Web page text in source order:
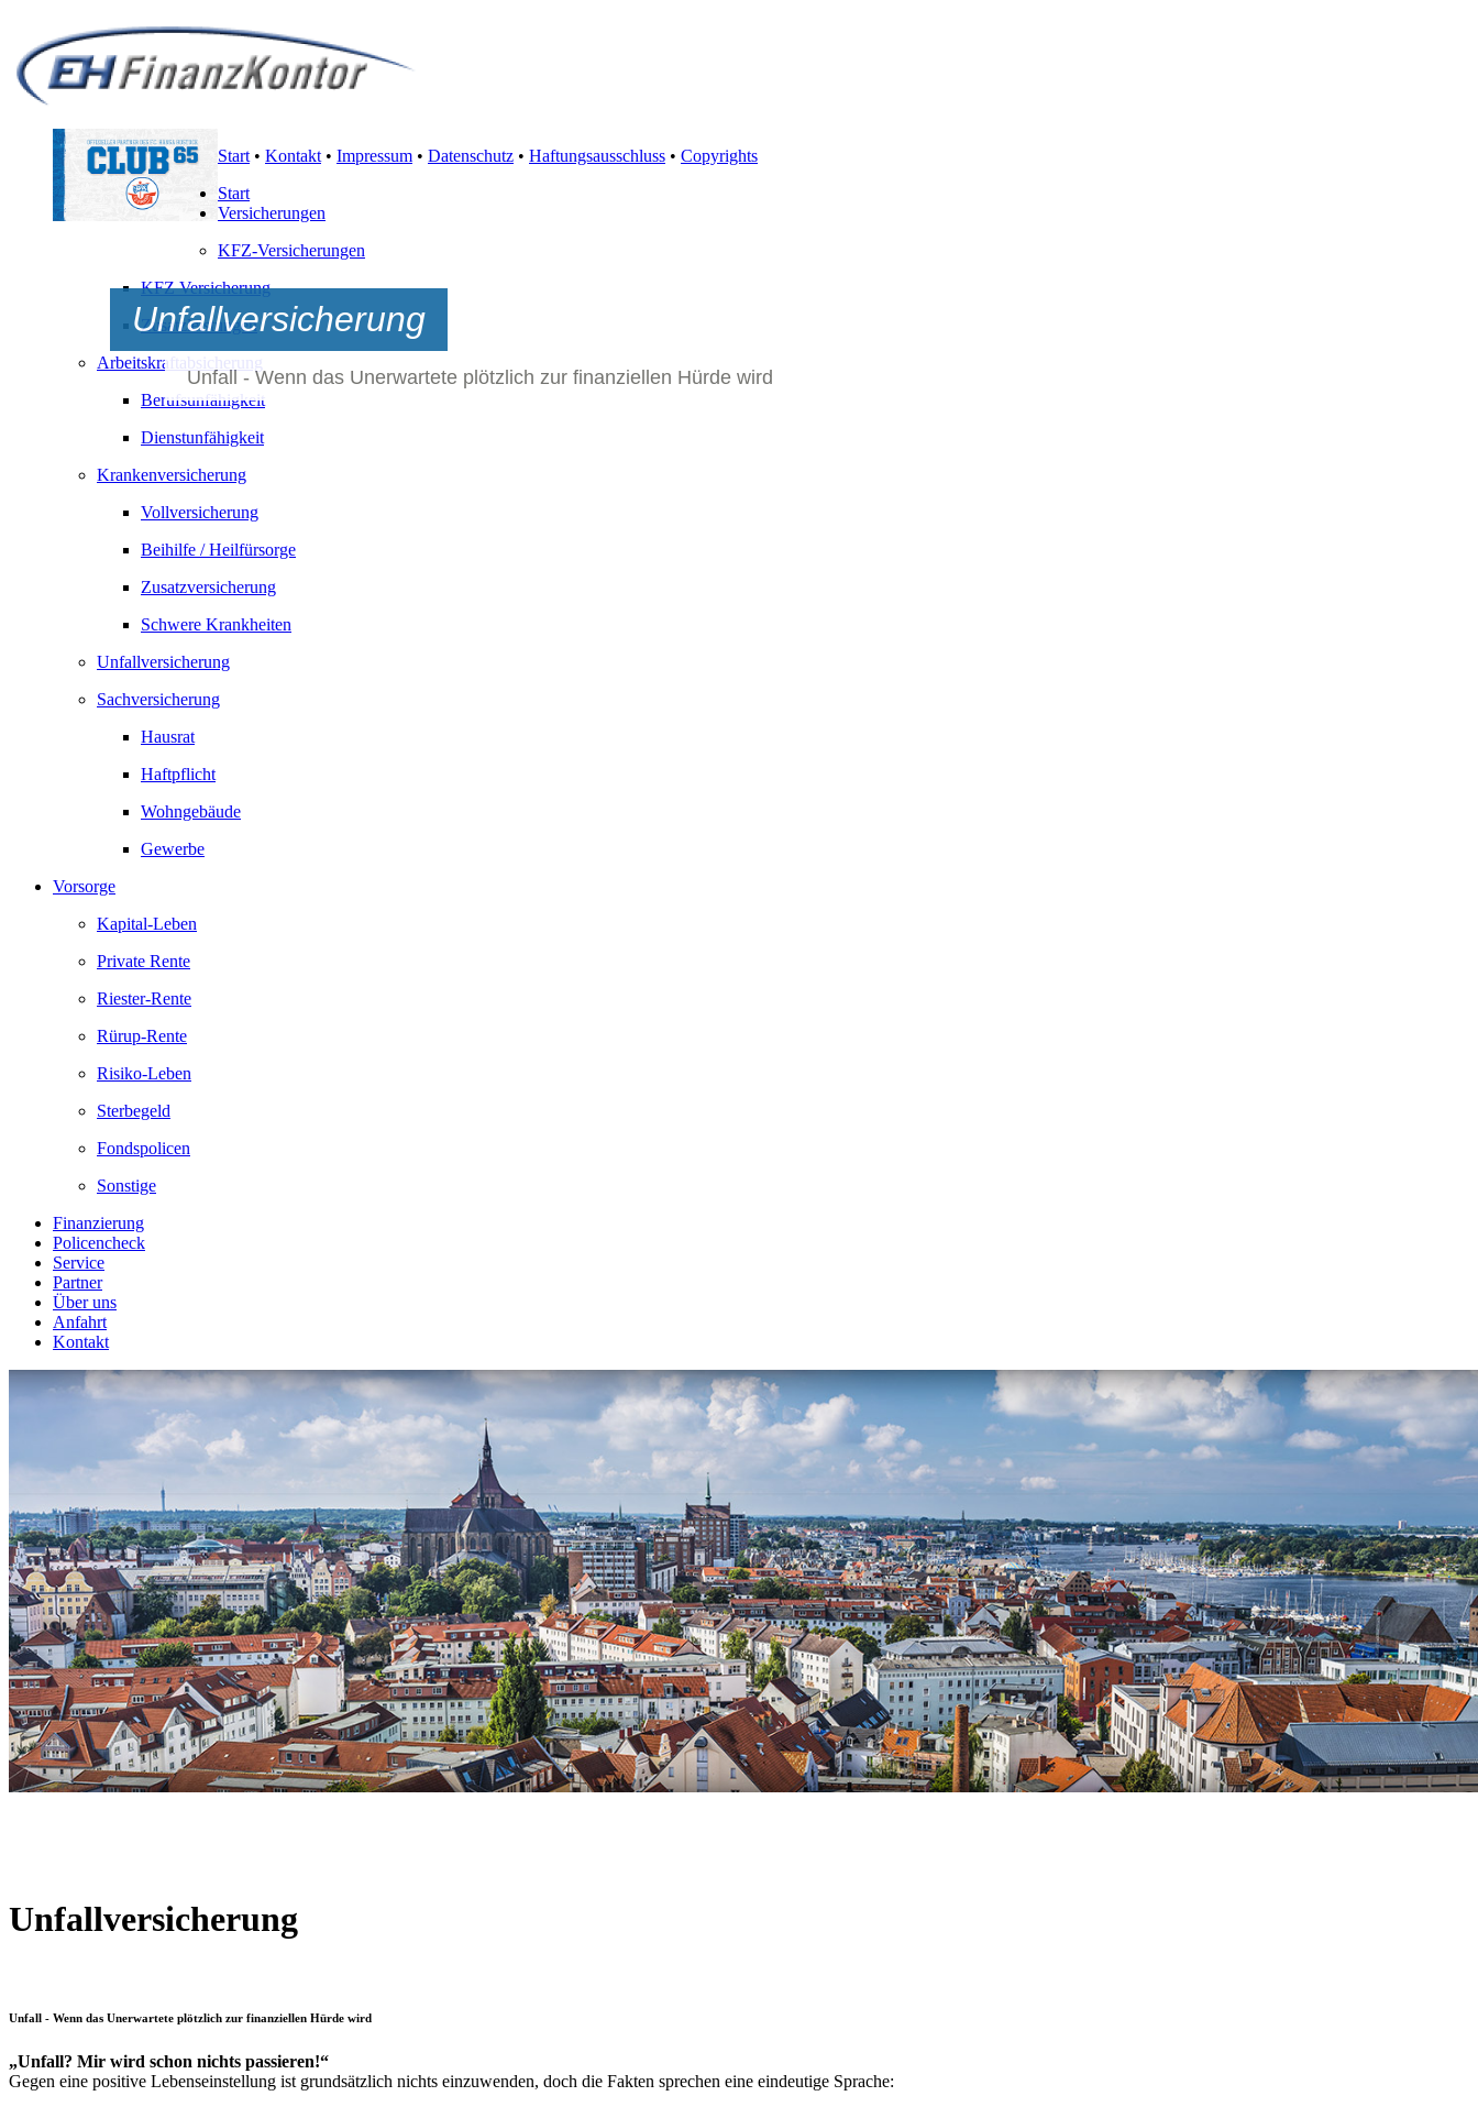
Start • Kontakt • Impressum • Datenschutz • Haftungsausschluss • Copyrights
Start
Versicherungen
KFZ-Versicherungen
KFZ Versicherung
Zusatzleistungen
Arbeitskraftabsicherung
Berufsunfähigkeit
Dienstunfähigkeit
Krankenversicherung
Vollversicherung
Beihilfe / Heilfürsorge
Zusatzversicherung
Schwere Krankheiten
Unfallversicherung
Sachversicherung
Hausrat
Haftpflicht
Wohngebäude
Gewerbe
Vorsorge
Kapital-Leben
Private Rente
Riester-Rente
Rürup-Rente
Risiko-Leben
Sterbegeld
Fondspolicen
Sonstige
Finanzierung
Policencheck
Service
Partner
Über uns
Anfahrt
Kontakt
Unfallversicherung
Unfall - Wenn das Unerwartete plötzlich zur finanziellen Hürde wird
Unfallversicherung
Unfall - Wenn das Unerwartete plötzlich zur finanziellen Hürde wird
„Unfall? Mir wird schon nichts passieren!“
Gegen eine positive Lebenseinstellung ist grundsätzlich nichts einzuwenden, doch die Fakten sprechen eine eindeutige Sprache: